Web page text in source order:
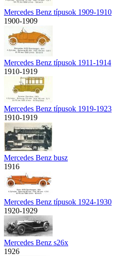
Mercedes Benz típusok 1909-1910
1900-1909
Mercedes Benz típusok 1911-1914
1910-1919
Mercedes Benz típusok 1919-1923
1910-1919
Mercedes Benz busz
1916
Mercedes Benz típusok 1924-1930
1920-1929
Mercedes Benz s26x
1926